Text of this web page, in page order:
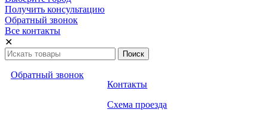
Получить консультацию
Обратный звонок
Все контакты
✕
Обратный звонок
Контакты
Схема проезда